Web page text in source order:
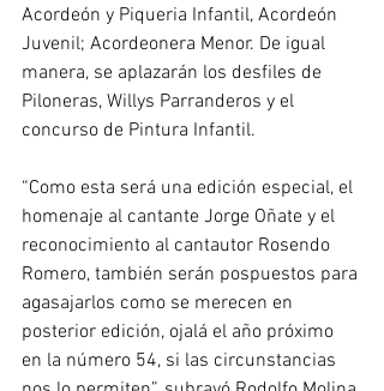
Acordeón y Piqueria Infantil, Acordeón
Juvenil; Acordeonera Menor. De igual
manera, se aplazarán los desfiles de
Piloneras, Willys Parranderos y el
concurso de Pintura Infantil.
“Como esta será una edición especial, el
homenaje al cantante Jorge Oñate y el
reconocimiento al cantautor Rosendo
Romero, también serán pospuestos para
agasajarlos como se merecen en
posterior edición, ojalá el año próximo
en la número 54, si las circunstancias